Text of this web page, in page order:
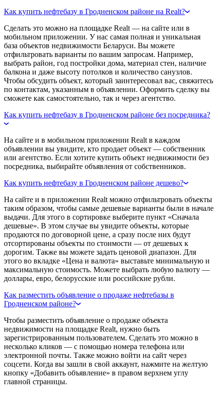
Как купить нефтебазу в Гродненском районе на Realt?
Сделать это можно на площадке Realt — на сайте или в
мобильном приложении. У нас самая полная и уникальная
база объектов недвижимости Беларуси. Вы можете
отфильтровать варианты по вашим запросам. Например,
выбрать район, год постройки дома, материал стен, наличие
балкона и даже высоту потолков и количество санузлов.
Чтобы обсудить объект, который заинтересовал вас, свяжитесь
по контактам, указанным в объявлении. Оформить сделку вы
сможете как самостоятельно, так и через агентство.
Как купить нефтебазу в Гродненском районе без посредника?
На сайте и в мобильном приложении Realt в каждом
объявлении вы увидите, кто продает объект — собственник
или агентство. Если хотите купить объект недвижимости без
посредника, выбирайте объявления от собственников.
Как купить нефтебазу в Гродненском районе дешево?
На сайте и в приложении Realt можно отфильтровать объекты
таким образом, чтобы самые дешевые варианты были в начале
выдачи. Для этого в сортировке выберите пункт «Сначала
дешевые». В этом случае вы увидите объекты, которые
продаются по договорной цене, а сразу после них будут
отсортированы объекты по стоимости — от дешевых к
дорогим. Также вы можете задать ценовой диапазон. Для
этого во вкладке «Цена и валюта» выставьте минимальную и
максимальную стоимость. Можете выбрать любую валюту —
доллары, евро, белорусские или российские рубли.
Как разместить объявление о продаже нефтебазы в
Гродненском районе?
Чтобы разместить объявление о продаже объекта
недвижимости на площадке Realt, нужно быть
зарегистрированным пользователем. Сделать это можно в
несколько кликов — с помощью номера телефона или
электронной почты. Также можно войти на сайт через
соцсети. Когда вы зашли в свой аккаунт, нажмите на желтую
кнопку «Добавить объявление» в правом верхнем углу
главной страницы.